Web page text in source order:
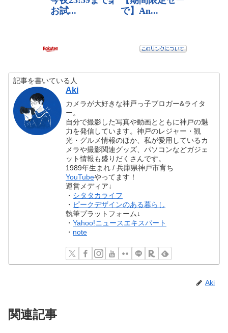
記事を書いている人
Aki
カメラが大好きな神戸っ子ブロガー&ライタ
ー。
自分で撮影した写真や動画とともに神戸の魅
力を発信しています。神戸のレジャー・観
光・グルメ情報のほか、私が愛用しているカ
メラや撮影関連グッズ、パソコンなどガジェ
ット情報も盛りだくさんです。
1989年生まれ / 兵庫県神戸市育ち
YouTubeやってます！
運営メディア↓
・ シタタカライフ
・ ピークデザインのある暮らし
執筆プラットフォーム↓
・Yahoo!ニュースエキスパート
・ note
Aki
関連記事